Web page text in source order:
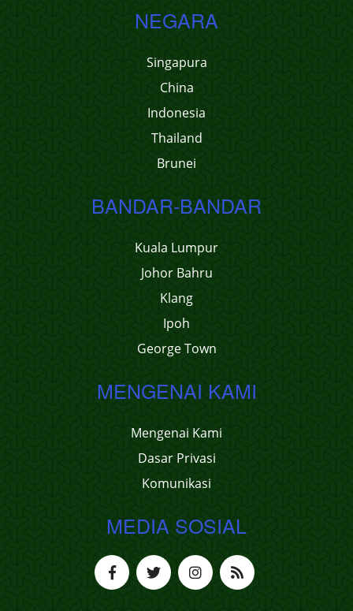
NEGARA
Singapura
China
Indonesia
Thailand
Brunei
BANDAR-BANDAR
Kuala Lumpur
Johor Bahru
Klang
Ipoh
George Town
MENGENAI KAMI
Mengenai Kami
Dasar Privasi
Komunikasi
MEDIA SOSIAL